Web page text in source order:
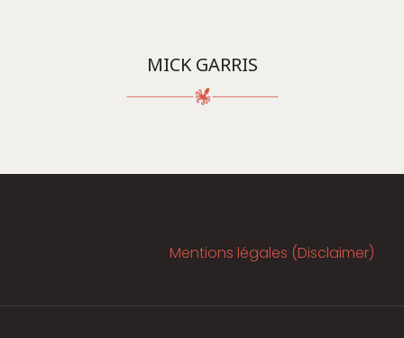
MICK GARRIS
Mentions légales (Disclaimer)